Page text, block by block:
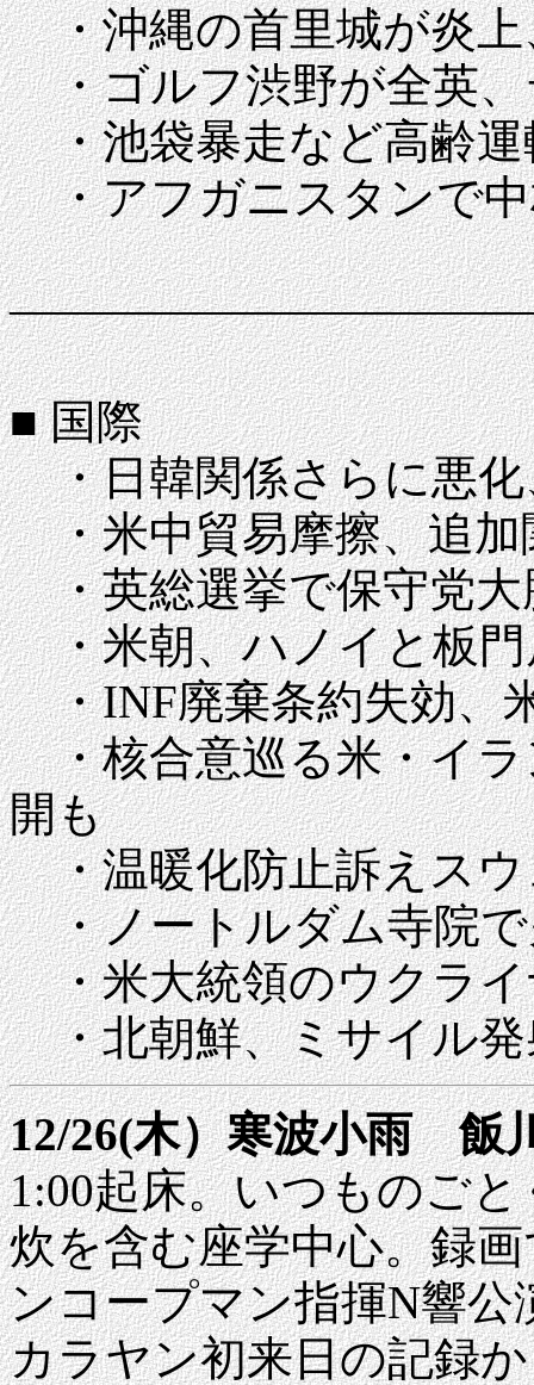
・沖縄の首里城が炎上
・ゴルフ渋野が全英、
・池袋暴走など高齢運
・アフガニスタンで中
■ 国際
・日韓関係さらに悪化
・米中貿易摩擦、追加
・英総選挙で保守党大
・米朝、ハノイと板門
・INF廃棄条約失効、
・核合意巡る米・イラ
開も
・温暖化防止訴えスウ
・ノートルダム寺院で
・米大統領のウクライ
・北朝鮮、ミサイル発
12/26(木）寒波小雨
1:00起床。いつものご
炊を含む座学中心。録
ンコープマン指揮N響公
カラヤン初来日の記録か